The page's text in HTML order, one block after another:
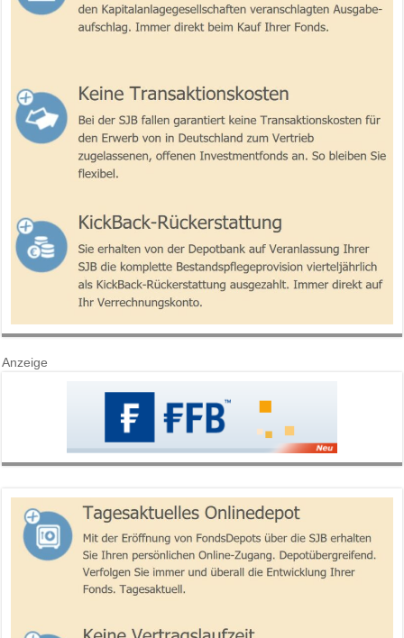
Anzeige